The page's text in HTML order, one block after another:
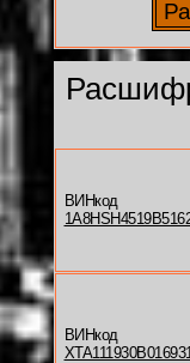
ВИНкод
ВИНкод